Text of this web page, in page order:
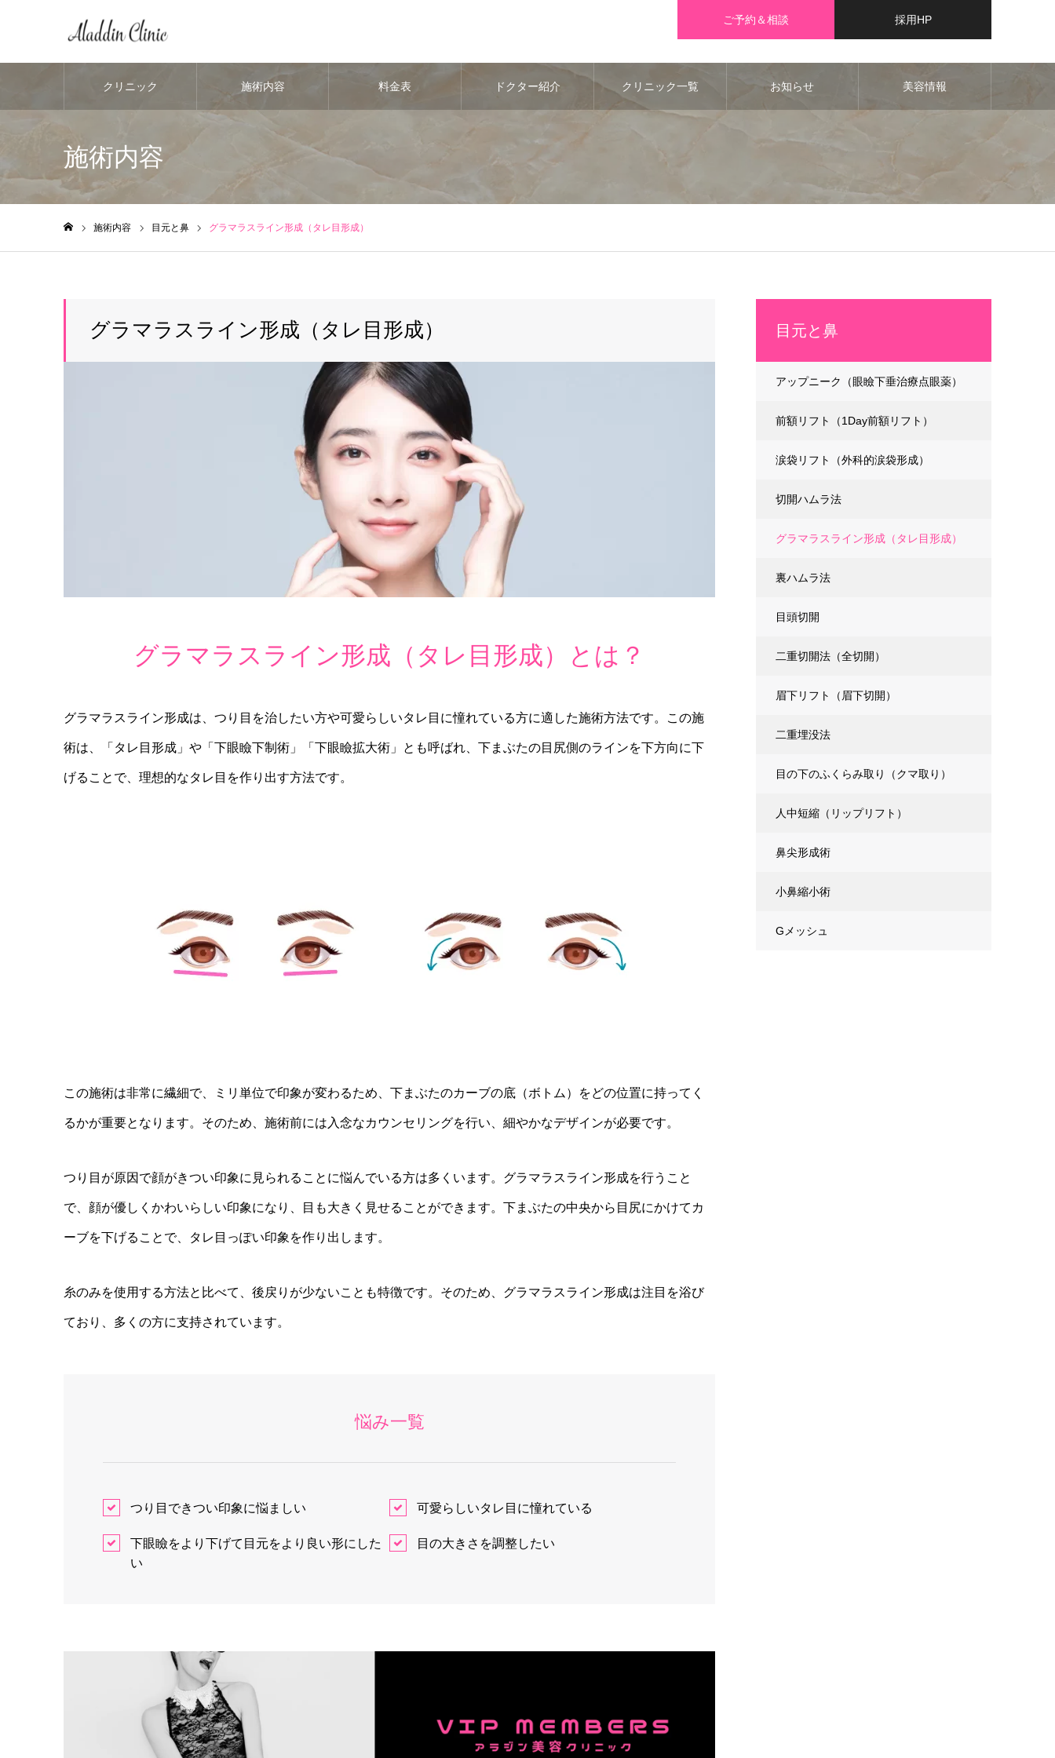
ご予約＆相談 採用HP
クリニック 施術内容 料金表 ドクター紹介 クリニック一覧 お知らせ 美容情報
施術内容
施術内容 目元と鼻 グラマラスライン形成（タレ目形成）
グラマラスライン形成（タレ目形成）
グラマラスライン形成（タレ目形成）とは？
グラマラスライン形成は、つり目を治したい方や可愛らしいタレ目に憧れている方に適した施術方法です。この施
術は、「タレ目形成」や「下眼瞼下制術」「下眼瞼拡大術」とも呼ばれ、下まぶたの目尻側のラインを下方向に下
げることで、理想的なタレ目を作り出す方法です。
この施術は非常に繊細で、ミリ単位で印象が変わるため、下まぶたのカーブの底（ボトム）をどの位置に持ってく
るかが重要となります。そのため、施術前には入念なカウンセリングを行い、細やかなデザインが必要です。
つり目が原因で顔がきつい印象に見られることに悩んでいる方は多くいます。グラマラスライン形成を行うこと
で、顔が優しくかわいらしい印象になり、目も大きく見せることができます。下まぶたの中央から目尻にかけてカ
ーブを下げることで、タレ目っぽい印象を作り出します。
糸のみを使用する方法と比べて、後戻りが少ないことも特徴です。そのため、グラマラスライン形成は注目を浴び
ており、多くの方に支持されています。
悩み一覧
つり目できつい印象に悩ましい 可愛らしいタレ目に憧れている
下眼瞼をより下げて目元をより良い形にした
い
目の大きさを調整したい
目元と鼻
アップニーク（眼瞼下垂治療点眼薬）
前額リフト（1Day前額リフト）
涙袋リフト（外科的涙袋形成）
切開ハムラ法
グラマラスライン形成（タレ目形成）
裏ハムラ法
目頭切開
二重切開法（全切開）
眉下リフト（眉下切開）
二重埋没法
目の下のふくらみ取り（クマ取り）
人中短縮（リップリフト）
鼻尖形成術
小鼻縮小術
Gメッシュ